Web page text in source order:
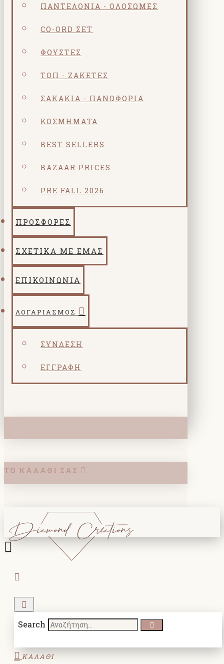
ΠΑΝΤΕΛΌΝΙΑ - ΟΛΌΣΩΜΕΣ
CO-ORD ΣΕΤ
ΦΟΎΣΤΕΣ
ΤΟΠ - ΖΑΚΈΤΕΣ
ΣΑΚΆΚΙΑ - ΠΑΝΩΦΌΡΙΑ
ΚΟΣΜΗΜΑΤΑ
BEST SELLERS
BAZAAR PRICES
PRE FALL 2026
ΠΡΟΣΦΟΡΕΣ
ΣΧΕΤΙΚΑ ΜΕ ΕΜΑΣ
ΕΠΙΚΟΙΝΩΝΙΑ
ΛΟΓΑΡΙΑΣΜΌΣ
ΣΎΝΔΕΣΗ
ΕΓΓΡΑΦΉ
ΤΟ ΚΑΛΆΘΙ ΣΑΣ
Search
ΚΑΛΑΘΙ